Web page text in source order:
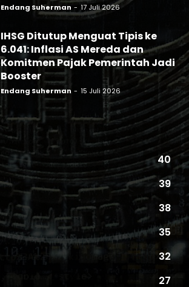
Endang Suherman - 17 Juli 2026
IHSG Ditutup Menguat Tipis ke
6.041: Inflasi AS Mereda dan
Komitmen Pajak Pemerintah Jadi
Booster
Endang Suherman - 15 Juli 2026
40
39
38
35
32
27